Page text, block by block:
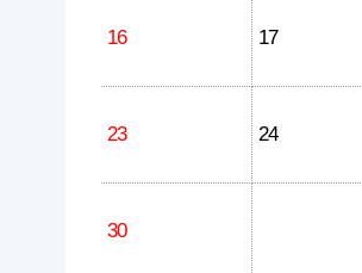
16 17
23 24
30